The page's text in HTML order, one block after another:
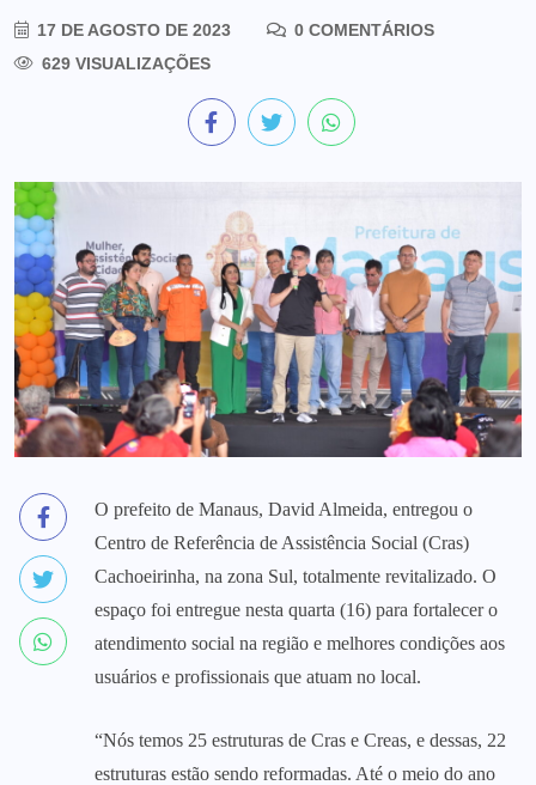
17 DE AGOSTO DE 2023
0 COMENTÁRIOS
629 VISUALIZAÇÕES
O prefeito de Manaus, David Almeida, entregou o
Centro de Referência de Assistência Social (Cras)
Cachoeirinha, na zona Sul, totalmente revitalizado. O
espaço foi entregue nesta quarta (16) para fortalecer o
atendimento social na região e melhores condições aos
usuários e profissionais que atuam no local.
“Nós temos 25 estruturas de Cras e Creas, e dessas, 22
estruturas estão sendo reformadas. Até o meio do ano